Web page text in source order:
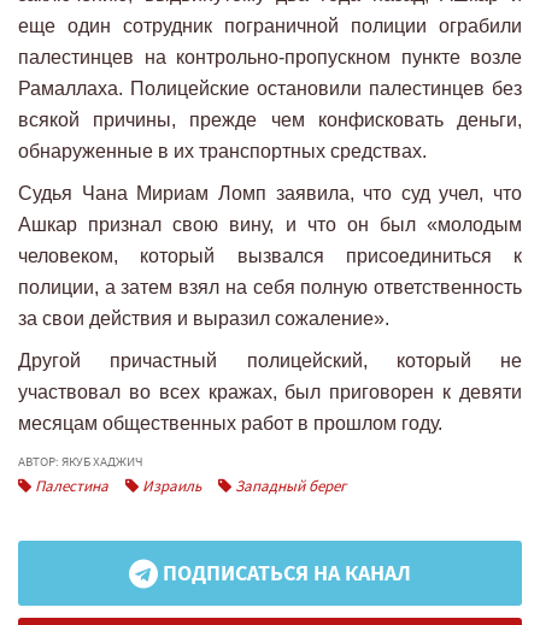
еще один сотрудник пограничной полиции ограбили
палестинцев на контрольно-пропускном пункте возле
Рамаллаха. Полицейские остановили палестинцев без
всякой причины, прежде чем конфисковать деньги,
обнаруженные в их транспортных средствах.
Судья Чана Мириам Ломп заявила, что суд учел, что
Ашкар признал свою вину, и что он был «молодым
человеком, который вызвался присоединиться к
полиции, а затем взял на себя полную ответственность
за свои действия и выразил сожаление».
Другой причастный полицейский, который не
участвовал во всех кражах, был приговорен к девяти
месяцам общественных работ в прошлом году.
АВТОР: ЯКУБ ХАДЖИЧ
Палестина Израиль Западный берег
ПОДПИСАТЬСЯ НА КАНАЛ